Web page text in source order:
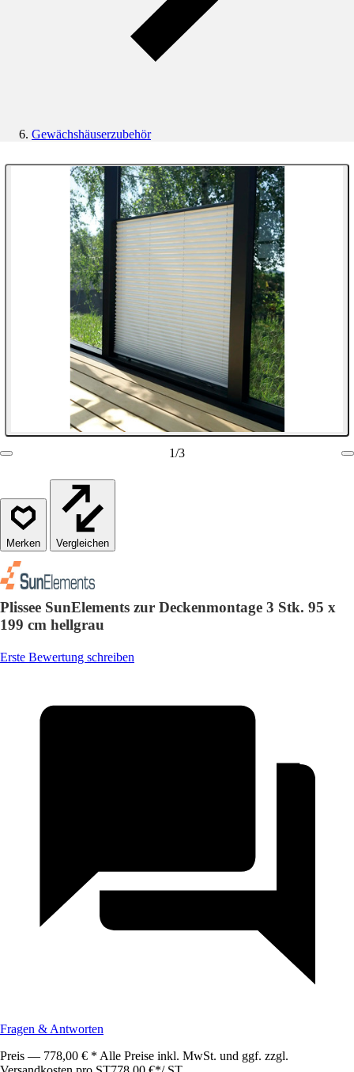
Gewächshäuserzubehör
1/3
Vergleichen
Plissee SunElements zur Deckenmontage 3 Stk. 95 x
199 cm hellgrau
Erste Bewertung schreiben
Fragen & Antworten
Preis — 778,00 € * Alle Preise inkl. MwSt. und ggf. zzgl.